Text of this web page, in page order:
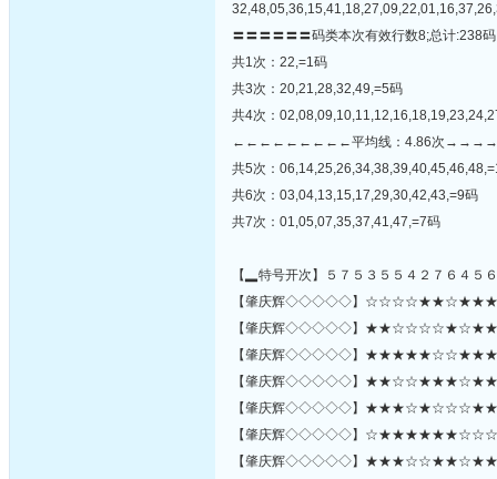
〓〓〓〓〓〓码类本次有效行数8;总计:238
共1次：22,=1码
共3次：20,21,28,32,49,=5码
共4次：
←←←←←←←←←平均线：4.86次
共5次：
共6次：03,04,13,15,17,29,30,42,43,=9码
共7次：01,05,07,35,37,41,47,=7码
【▂特号开次】５７５３５５４２７６４５
【肇庆辉◇◇◇◇◇】
【肇庆辉◇◇◇◇◇】
【肇庆辉◇◇◇◇◇】
【肇庆辉◇◇◇◇◇】
【肇庆辉◇◇◇◇◇】
【肇庆辉◇◇◇◇◇】
【肇庆辉◇◇◇◇◇】